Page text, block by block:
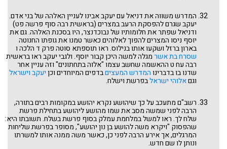
המדרש משווה את דניאל עם יעקב אבינו לעניין האלהה של בני אדם.
יעקב שגרם להפסקת הרעב במצרים (בראשית רבה סוף פרשה פט)
ודניאל שפתר את חלומותיו של נבוכדנצר, היו בסכנת האלהה. גם את
יוסף ניסו המצרים להפוך לאלוהים כאשר טמנו את גופתו החנוטה
בארון ברזל ושקעו אותו בנילוס. ראו תוספתא סוטה פרק ד הלכה ו
שסרח בת אשרמגלה למשה היכן קבור יוסף. ולגבי יעקב ראו בראשית
רבה עח ט ההאשמה שחשב עצמו "אלוה בתחתונים" וזה עניין אחר
שדנו בו בדברינוהמדרש המעציםבדפים המיוחדים וכןיעקב וישראל
וגםאלוהי ישראלבפרשת וישלח.
רשב"ם מתעכב על כך שיהושע נקרא יהושע במקומות רבים בתורה,
הרבה לפני שמשה מסב את שמו מהושע ליהושע בתחילת פרשת
שלח לך. ראו למשל במלחמת עמלק בסוף פרשת בשלח. תשובתו היא:
שהפסוק "ויקרא משה להושע בן נון יהושע", מסופר בפרשת שליחות
המרגלים, אך אירע הרבה לפני כן, כאשר משה ממנה אותו למשרתו
ונותן לו שם חדש.